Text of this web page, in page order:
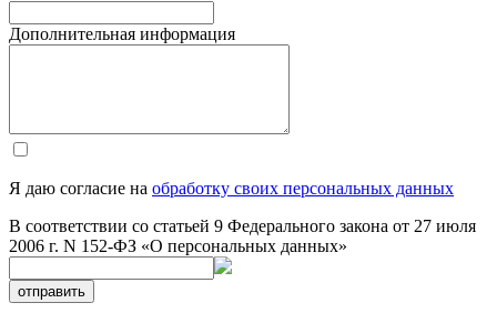
Дополнительная информация
Я даю согласие на обработку своих персональных данных
В соответствии со статьей 9 Федерального закона от 27 июля
2006 г. N 152-ФЗ «О персональных данных»
отправить